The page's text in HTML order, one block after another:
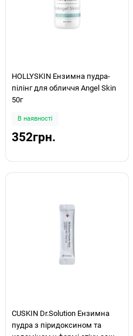
HOLLYSKIN Ензимна пудра-
пілінг для обличчя Angel Skin
50г
В наявності
352грн.
CUSKIN Dr.Solution Ензимна
пудра з піридоксином та